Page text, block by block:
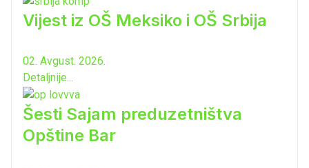
Vijest iz OŠ Meksiko i OŠ Srbija
02. Avgust. 2026.
Detaljnije...
Šesti Sajam preduzetništva
Opštine Bar